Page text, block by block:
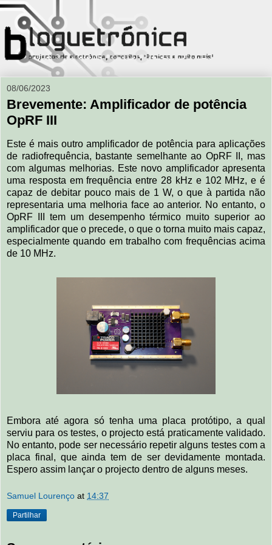
08/06/2023
Brevemente: Amplificador de potência
OpRF III
Este é mais outro amplificador de potência para aplicações
de radiofrequência, bastante semelhante ao OpRF II, mas
com algumas melhorias. Este novo amplificador apresenta
uma resposta em frequência entre 28 kHz e 102 MHz, e é
capaz de debitar pouco mais de 1 W, o que à partida não
representaria uma melhoria face ao anterior. No entanto, o
OpRF III tem um desempenho térmico muito superior ao
amplificador que o precede, o que o torna muito mais capaz,
especialmente quando em trabalho com frequências acima
de 10 MHz.
Embora até agora só tenha uma placa protótipo, a qual
serviu para os testes, o projecto está praticamente validado.
No entanto, pode ser necessário repetir alguns testes com a
placa final, que ainda tem de ser devidamente montada.
Espero assim lançar o projecto dentro de alguns meses.
Samuel Lourenço at 14:37
Partilhar